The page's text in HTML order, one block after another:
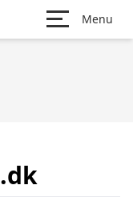
Menu